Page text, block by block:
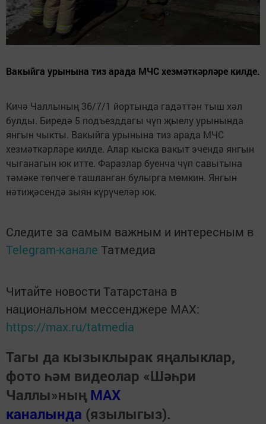
Вакыйга урынына тиз арада МЧС хезмәткәрләре килде.
Кичә Чаллының 36/7/1 йортында гадәттән тыш хәл
булды. Биредә 5 подъезддагы чүп җыелу урынында
янгын чыкты. Вакыйга урынына тиз арада МЧС
хезмәткәрләре килде. Алар кыска вакыт эчендә янгын
чыганагын юк итте. Фаразлар буенча чүп савытына
тәмәке төпчеге ташланган булырга мөмкин. Янгын
нәтиҗәсендә зыян күрүчеләр юк.
Следите за самым важным и интересным в
Telegram-канале Татмедиа
Читайте новости Татарстана в
национальном мессенджере MАХ:
https://max.ru/tatmedia
Тагы да кызыклырак яңалыклар,
фото һәм видеолар «Шәһри
Чаллы»ның MAX
каналында (язылыгыз).